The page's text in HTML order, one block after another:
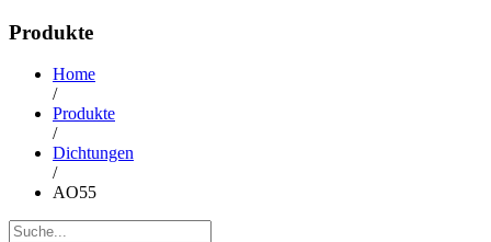
Produkte
Home
/
Produkte
/
Dichtungen
/
AO55